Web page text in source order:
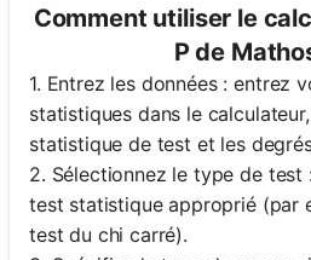
Comment utiliser le
P de
1. Entrez les données : entrez
statistiques dans le
statistique de test et les
2. Sélectionnez le type de test
test statistique approprié (par
test du chi carré).